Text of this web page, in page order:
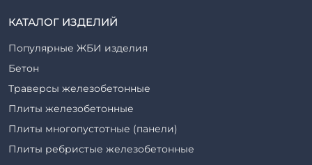
КАТАЛОГ ИЗДЕЛИЙ
Популярные ЖБИ изделия
Бетон
Траверсы железобетонные
Плиты железобетонные
Плиты многопустотные (панели)
Плиты ребристые железобетонные